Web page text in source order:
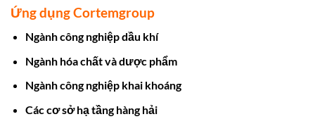
Ứng dụng Cortemgroup
Ngành công nghiệp dầu khí
Ngành hóa chất và dược phẩm
Ngành công nghiệp khai khoáng
Các cơ sở hạ tầng hàng hải